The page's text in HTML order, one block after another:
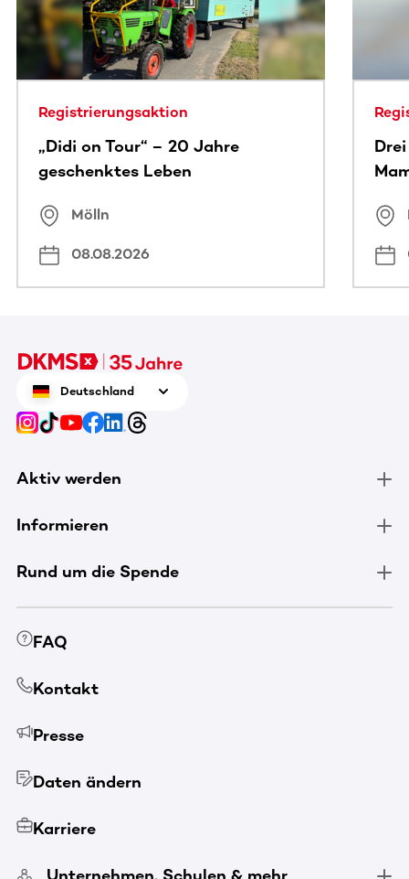
Registrierungsaktion
„Didi on Tour“ – 20 Jahre
geschenktes Leben
Mölln
08.08.2026
Deutschland
Aktiv werden
Informieren
Rund um die Spende
FAQ
Kontakt
Presse
Daten ändern
Karriere